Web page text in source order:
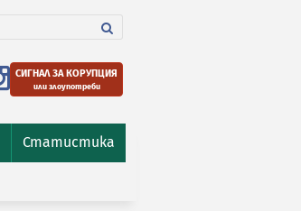
СИГНАЛ ЗА КОРУПЦИЯ
или злоупотреби
Статистика